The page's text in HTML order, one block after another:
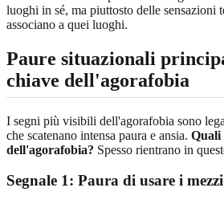
luoghi in sé, ma piuttosto delle sensazioni
associano a quei luoghi.
Paure situazionali
chiave dell'agorafobia
I segni più visibili dell'agorafobia sono
che scatenano intensa paura e ansia. Quali
dell'agorafobia? Spesso rientrano in
Segnale 1: Paura di usare i